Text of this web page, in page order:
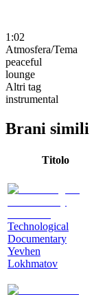
1:02
Atmosfera/Tema
peaceful
lounge
Altri tag
instrumental
Brani simili
Titolo
Technological
Documentary
Yevhen
Lokhmatov